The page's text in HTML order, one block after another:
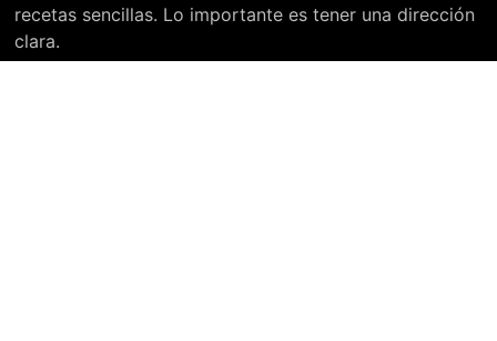
recetas sencillas. Lo importante es tener una dirección
clara.